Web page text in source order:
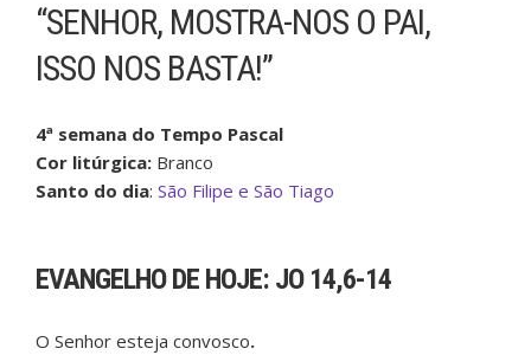
“SENHOR, MOSTRA-NOS O PAI,
ISSO NOS BASTA!”
4ª semana do Tempo Pascal
Cor litúrgica: Branco
Santo do dia: São Filipe e São Tiago
EVANGELHO DE HOJE: JO 14,6-14
O Senhor esteja convosco.